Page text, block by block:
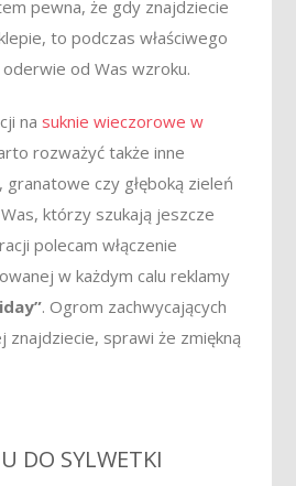
pewna, że gdy znajdziecie
to podczas właściwego
od Was wzroku.
nasuknie wieczorowe w
rozważyć także inne
czy głęboką zieleń
którzy szukają jeszcze
polecam włączenie
w każdym calu reklamy
. Ogrom zachwycających
sprawi że zmiękną
DO SYLWETKI